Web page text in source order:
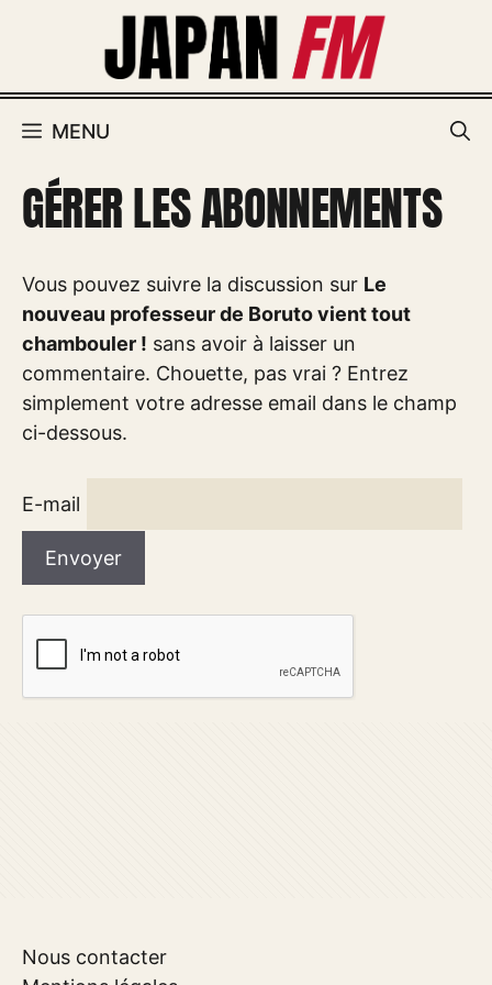
MENU
GÉRER LES ABONNEMENTS
Vous pouvez suivre la discussion sur Le
nouveau professeur de Boruto vient tout
chambouler ! sans avoir à laisser un
commentaire. Chouette, pas vrai ? Entrez
simplement votre adresse email dans le champ
ci-dessous.
E-mail
Nous contacter